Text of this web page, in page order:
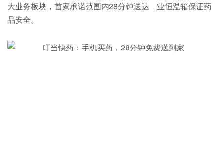
大业务板块，首家承诺范围内28分钟送达，业恒温箱保证药
品安全。